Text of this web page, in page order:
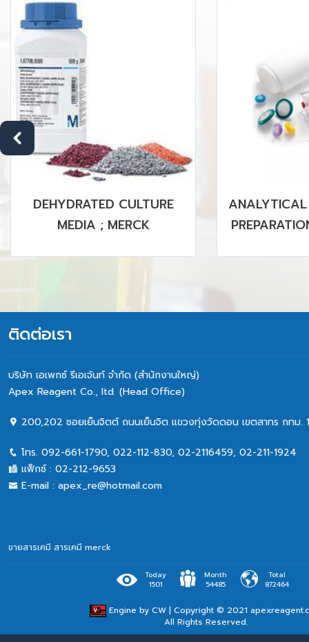
DEHYDRATED CULTURE
MEDIA ; MERCK
ติดต่อเรา
บริษัท เอเพกซ์ รีเอเจ้นท์ จำกัด (สำนักงานใหญ่)
Apex Reagent Co., Itd. (Head Office)
200,202 ซอยเย็นจิตต์ ถนนเย็นจิต แขวงทุ่งวัดดอน เขตสาทร กทม.
โทร. 092-661-1790, 022-112-830, 02-2116459, 02-211-1924
แฟ็กซ์ : 02-212-9653
E-mail : apex_re@hotmail.com
ขายสารเคมี สารเคมี merck
Engine by CW| Copyright © 2021
All Rights Reserved.
Today
1501
Month
54485
Total
872464